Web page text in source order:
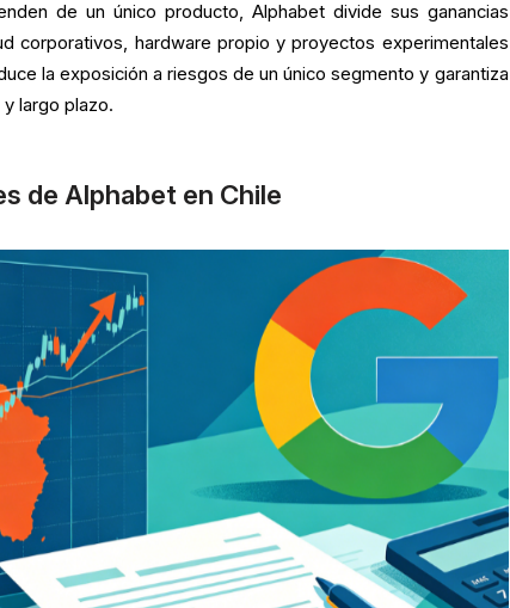
de un único producto, Alphabet divide sus ganancias
corporativos, hardware propio y proyectos experimentales
la exposición a riesgos de un único segmento y garantiza
largo plazo.
de Alphabet en Chile